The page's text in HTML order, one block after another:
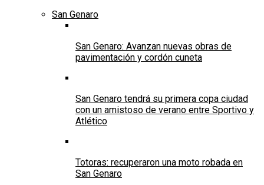
San Genaro
San Genaro: Avanzan nuevas obras de
pavimentación y cordón cuneta
San Genaro tendrá su primera copa ciudad
con un amistoso de verano entre Sportivo y
Atlético
Totoras: recuperaron una moto robada en
San Genaro